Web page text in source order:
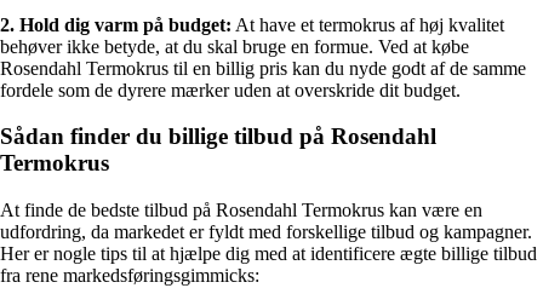
2. Hold dig varm på budget: At have et termokrus af høj kvalitet
behøver ikke betyde, at du skal bruge en formue. Ved at købe
Rosendahl Termokrus til en billig pris kan du nyde godt af de samme
fordele som de dyrere mærker uden at overskride dit budget.
Sådan finder du billige tilbud på Rosendahl
Termokrus
At finde de bedste tilbud på Rosendahl Termokrus kan være en
udfordring, da markedet er fyldt med forskellige tilbud og kampagner.
Her er nogle tips til at hjælpe dig med at identificere ægte billige tilbud
fra rene markedsføringsgimmicks: